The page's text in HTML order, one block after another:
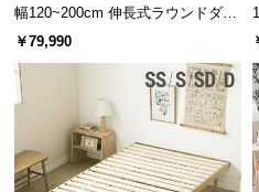
o.,
UVカット加工
UVカット加工を施してい
幅120~200cm 伸長式ラウンドダイ
ニングテーブル 6人掛け 天然木突
板 美しい格子デザイン
￥79,990